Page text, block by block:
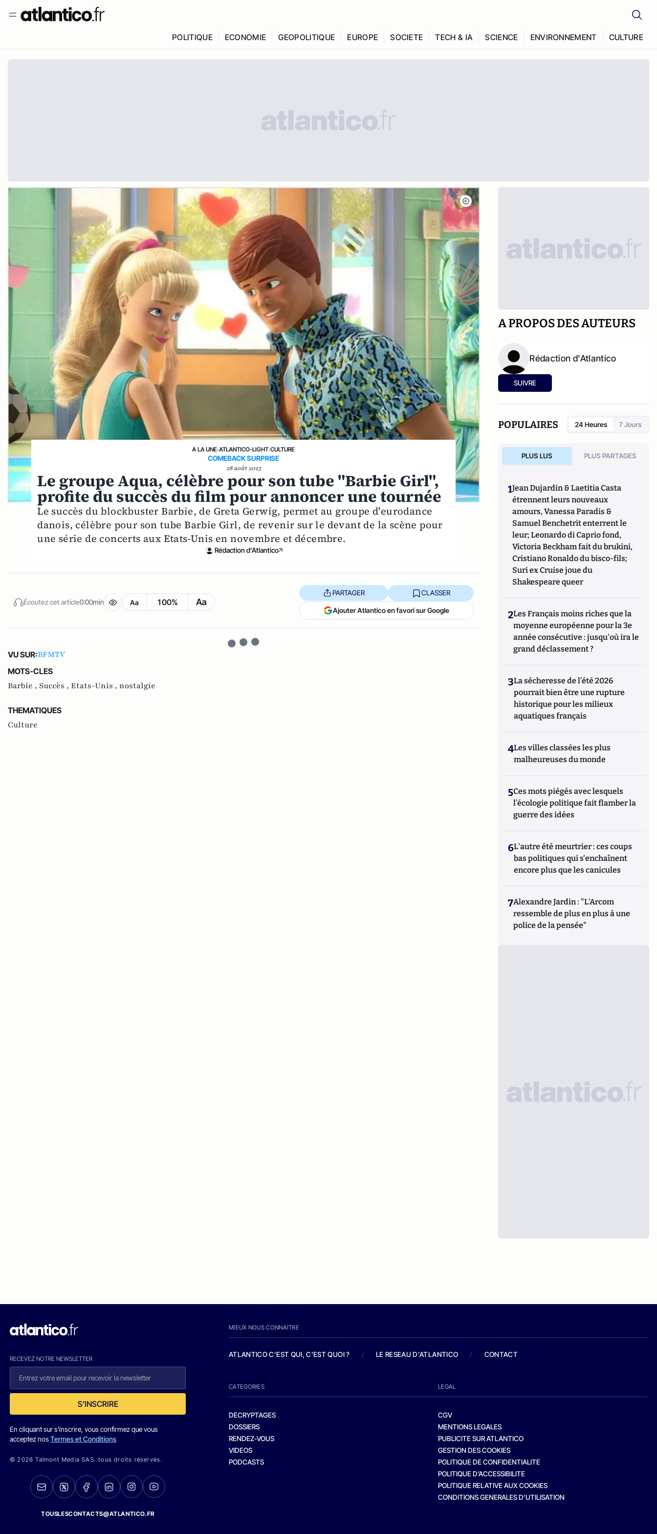
POLITIQUE ECONOMIE GEOPOLITIQUE EUROPE SOCIETE TECH & IA SCIENCE ENVIRONNEMENT CULTURE
A LA UNE›ATLANTICO-LIGHT›CULTURE
COMEBACK SURPRISE
28 août 2023
Le groupe Aqua, célèbre pour son tube "Barbie Girl",
profite du succès du film pour annoncer une tournée
Le succès du blockbuster Barbie, de Greta Gerwig, permet au groupe d'eurodance
danois, célèbre pour son tube Barbie Girl, de revenir sur le devant de la scène pour
une série de concerts aux Etats-Unis en novembre et décembre.
Rédaction d'Atlantico
Écoutez cet article0:00min Aa 100% Aa
PARTAGER CLASSER
Ajouter Atlantico en favori sur Google
VU SUR:BFMTV
MOTS-CLES
Barbie , Succès , Etats-Unis , nostalgie
THEMATIQUES
Culture
A PROPOS DES AUTEURS
Rédaction d'Atlantico
SUIVRE
POPULAIRES 24 Heures 7 Jours
PLUS LUS PLUS PARTAGES
1Jean Dujardin & Laetitia Casta
étrennent leurs nouveaux
amours, Vanessa Paradis &
Samuel Benchetrit enterrent le
leur; Leonardo di Caprio fond,
Victoria Beckham fait du brukini,
Cristiano Ronaldo du bisco-fils;
Suri ex Cruise joue du
Shakespeare queer
2Les Français moins riches que la
moyenne européenne pour la 3e
année consécutive : jusqu'où ira le
grand déclassement ?
3La sécheresse de l’été 2026
pourrait bien être une rupture
historique pour les milieux
aquatiques français
4Les villes classées les plus
malheureuses du monde
5Ces mots piégés avec lesquels
l’écologie politique fait flamber la
guerre des idées
6L'autre été meurtrier : ces coups
bas politiques qui s'enchaînent
encore plus que les canicules
7Alexandre Jardin : "L'Arcom
ressemble de plus en plus à une
police de la pensée"
RECEVEZ NOTRE NEWSLETTER
S'INSCRIRE
En cliquant sur s'inscrire, vous confirmez que vous
acceptez nosTermes et Conditions
© 2026 Talmont Media SAS. tous droits réservés.
TOUSLESCONTACTS@ATLANTICO.FR
MIEUX NOUS CONNAITRE
ATLANTICO C'EST QUI, C'EST QUOI ? / LE RESEAU D'ATLANTICO / CONTACT
CATEGORIES
DECRYPTAGES
DOSSIERS
RENDEZ-VOUS
VIDEOS
PODCASTS
LEGAL
CGV
MENTIONS LEGALES
PUBLICITE SUR ATLANTICO
GESTION DES COOKIES
POLITIQUE DE CONFIDENTIALITE
POLITIQUE D’ACCESSIBILITE
POLITIQUE RELATIVE AUX COOKIES
CONDITIONS GENERALES D’UTILISATION